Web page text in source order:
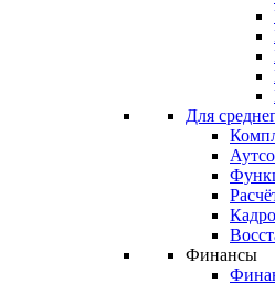
Для
Финансы